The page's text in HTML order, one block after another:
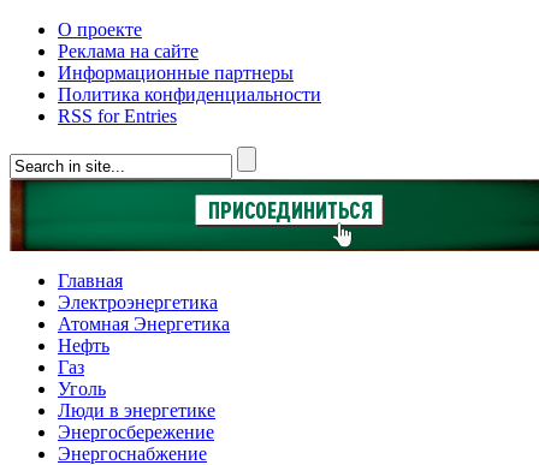
О проекте
Реклама на сайте
Информационные партнеры
Политика конфиденциальности
RSS for Entries
Главная
Электроэнергетика
Атомная Энергетика
Нефть
Газ
Уголь
Люди в энергетике
Энергосбережение
Энергоснабжение